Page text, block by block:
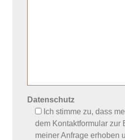
Datenschutz
Ich stimme zu, dass
dem Kontaktformular zur
meiner Anfrage erhoben